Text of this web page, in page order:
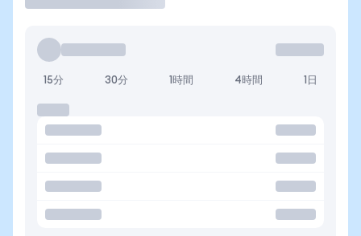
15分 30分 1時間 4時間 1日